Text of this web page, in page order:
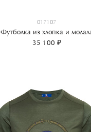
017107
Футболка из хлопка и
35 100 ₽